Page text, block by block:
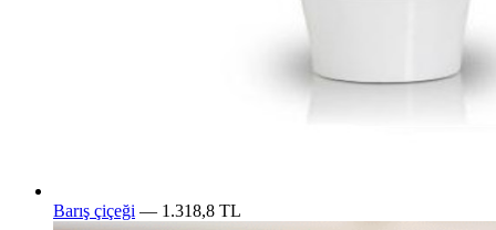
Barış çiçeği — 1.318,8 TL